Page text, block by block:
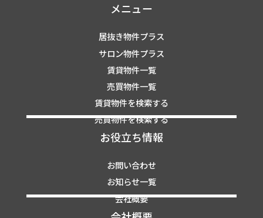
メニュー
居抜き物件プラス
サロン物件プラス
賃貸物件一覧
売買物件一覧
賃貸物件を検索する
売買物件を検索する
お役立ち情報
お問い合わせ
お知らせ一覧
会社概要